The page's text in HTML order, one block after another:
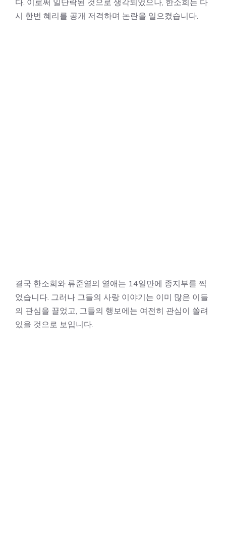
다. 이로써 일단락된 것으로 생각되었으나, 한소희는 다
시 한번 혜리를 공개 저격하며 논란을 일으켰습니다.
결국 한소희와 류준열의 열애는 14일만에 종지부를 찍
었습니다. 그러나 그들의 사랑 이야기는 이미 많은 이들
의 관심을 끌었고, 그들의 행보에는 여전히 관심이 쏠려
있을 것으로 보입니다.